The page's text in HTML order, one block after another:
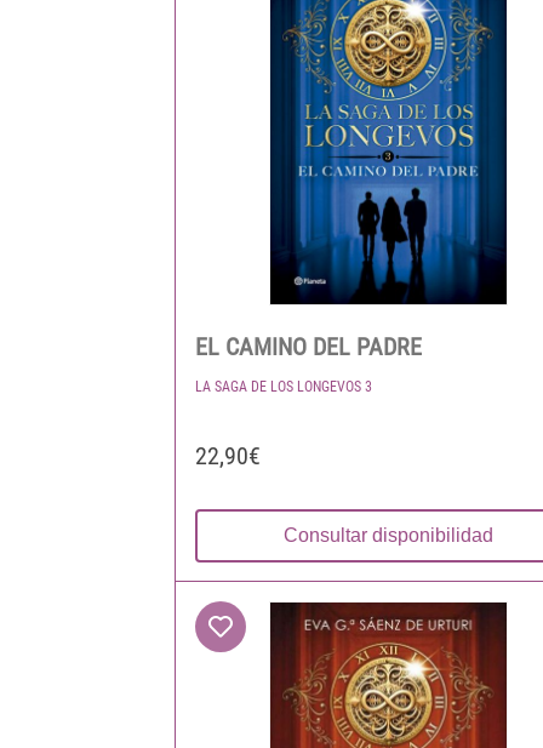
EL CAMINO DEL PADRE
LA SAGA DE LOS LONGEVOS 3
22,90€
Consultar disponibilidad